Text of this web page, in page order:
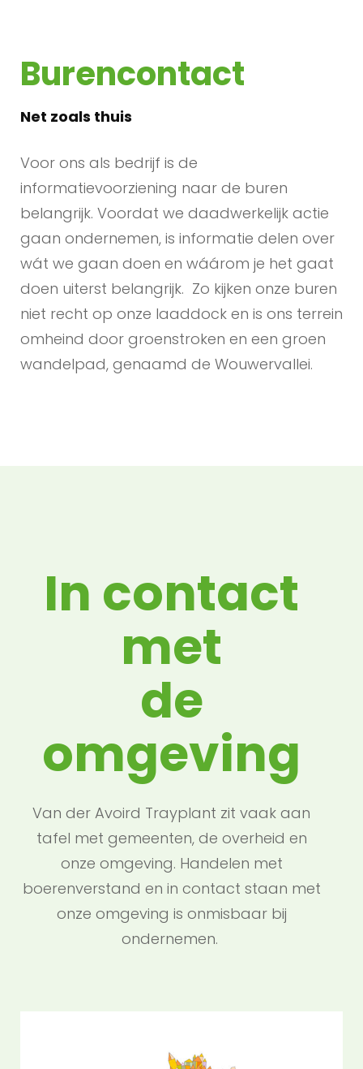
Burencontact
Net zoals thuis
Voor ons als bedrijf is de
informatievoorziening naar de buren
belangrijk. Voordat we daadwerkelijk actie
gaan ondernemen, is informatie delen over
wát we gaan doen en wáárom je het gaat
doen uiterst belangrijk. Zo kijken onze buren
niet recht op onze laaddock en is ons terrein
omheind door groenstroken en een groen
wandelpad, genaamd de Wouwervallei.
In contact
met
de
omgeving
Van der Avoird Trayplant zit vaak aan
tafel met gemeenten, de overheid en
onze omgeving. Handelen met
boerenverstand en in contact staan met
onze omgeving is onmisbaar bij
ondernemen.